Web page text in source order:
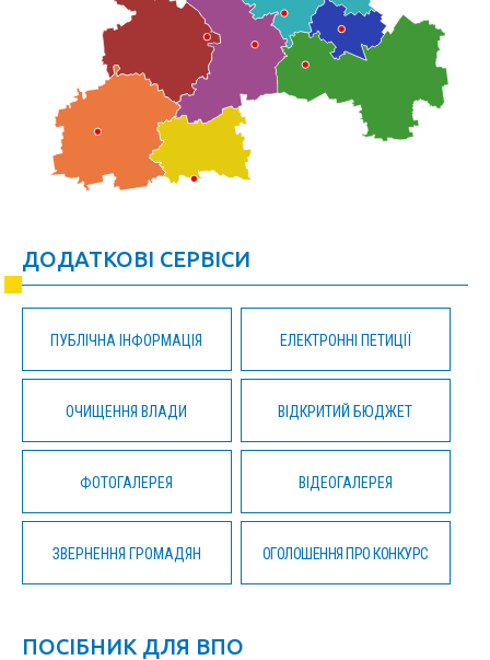
ДОДАТКОВІ СЕРВІСИ
ПУБЛІЧНА ІНФОРМАЦІЯ ЕЛЕКТРОННІ ПЕТИЦІЇ
ОЧИЩЕННЯ ВЛАДИ ВІДКРИТИЙ БЮДЖЕТ
ФОТОГАЛЕРЕЯ ВІДЕОГАЛЕРЕЯ
ЗВЕРНЕННЯ ГРОМАДЯН ОГОЛОШЕННЯ ПРО КОНКУРС
ПОСІБНИК ДЛЯ ВПО